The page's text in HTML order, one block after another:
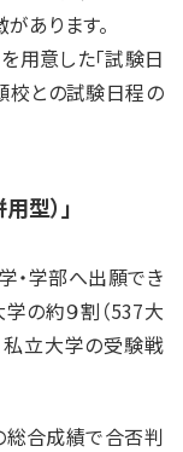
あります。
用意した「試験日
校との試験日程の
型）」
・学部へ出願でき
の約９割（537大
私立大学の受験戦
総合成績で合否判